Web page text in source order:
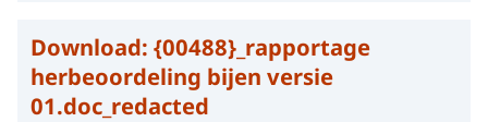
Download: {00488}_rapportage
herbeoordeling bijen versie
01.doc_redacted